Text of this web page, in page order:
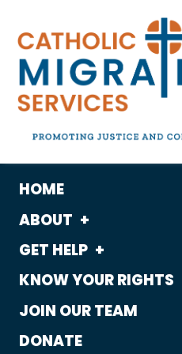
HOME
ABOUT
What We Do
Who We Are
GET HELP
Housing
Immigration
KNOW YOUR RIGHTS
JOIN OUR TEAM
DONATE